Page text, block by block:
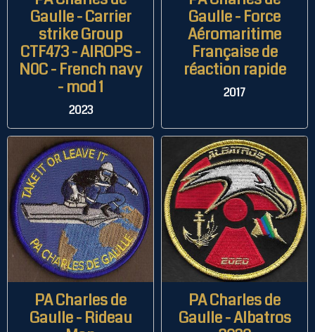
Gaulle - Carrier
strike Group
CTF473 - AIROPS -
N0C - French navy
- mod 1
2023
Gaulle - Force
Aéromaritime
Française de
réaction rapide
2017
PA Charles de
Gaulle - Rideau
PA Charles de
Gaulle - Albatros